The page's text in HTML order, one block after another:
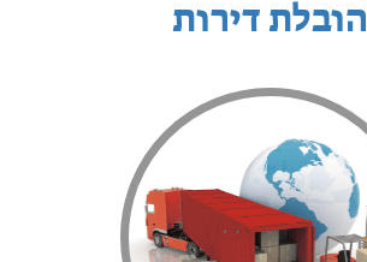
הובלת דירות